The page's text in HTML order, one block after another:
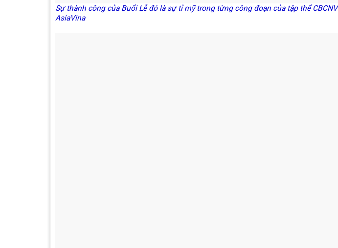
Sự thành công của Buổi Lễ đó là sự tỉ mỹ trong từng công đoạn của tập thể CBCNV
AsiaVina